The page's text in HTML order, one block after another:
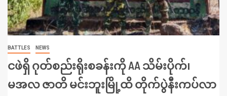
BATTLES NEWS
ငဖဲရှိ ဂုတ်စည်းရိုးစခန်းကို AA သိမ်းပိုက်၊
မအလ ဇာတိ မင်းဘူးမြို့ထိ တိုက်ပွဲနီးကပ်လာ